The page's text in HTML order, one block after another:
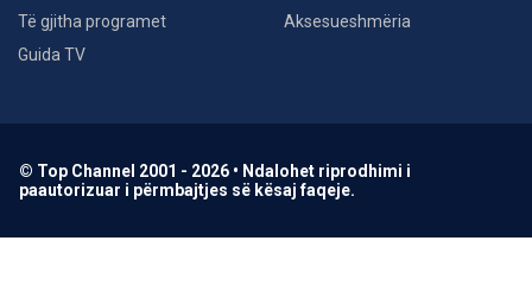
Të gjitha programet
Guida TV
Aksesueshmëria
© Top Channel 2001 - 2026 • Ndalohet riprodhimi i
paautorizuar i përmbajtjes së kësaj faqeje.